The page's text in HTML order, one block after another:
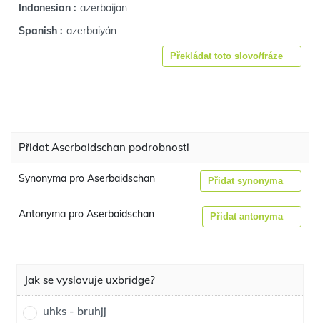
Indonesian : azerbaijan
Spanish : azerbaiyán
Překládat toto slovo/fráze
Přidat Aserbaidschan podrobnosti
Synonyma pro Aserbaidschan Přidat synonyma
Antonyma pro Aserbaidschan Přidat antonyma
Jak se vyslovuje uxbridge?
uhks - bruhjj